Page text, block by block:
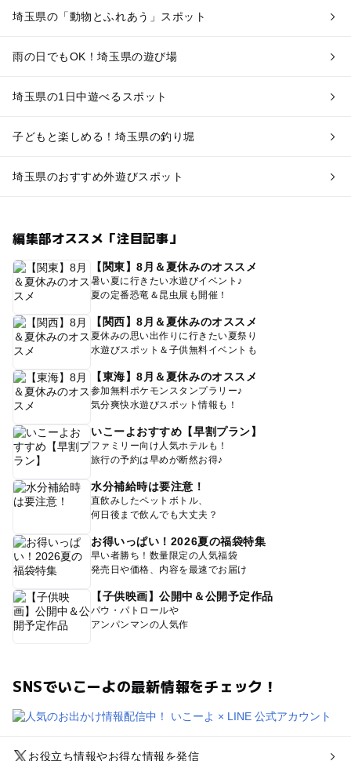
埼玉県の「動物とふれあう」スポット
雨の日でもOK！埼玉県の遊び場
埼玉県の1日中遊べるスポット
子どもと楽しめる！埼玉県の釣り堀
埼玉県のおすすめ外遊びスポット
編集部オススメ「注目記事」
【関東】8月＆夏休みのオススメ
暑い夏に行きたい水遊びイベント♪
夏の定番恐竜＆昆虫展も開催！
【関西】8月＆夏休みのオススメ
夏休みの思い出作りに行きたい夏祭り
水遊びスポット＆子供無料イベントも
【東海】8月＆夏休みのオススメ
参加無料ポケモンスタンプラリー♪
気分爽快水遊びスポット情報も！
いこーよおすすめ【早割プラン】
ファミリー向け人気ホテルも！
旅行の予約は早めが断然お得♪
水分補給時は要注意！
直飲みしたペットボトル、
何日後まで飲んでも大丈夫？
お得いっぱい！2026夏の福袋特集
早い者勝ち！数量限定の人気福袋
発売日や価格、内容を最速でお届け
【子供映画】公開中＆公開予定作品
パウ・パトロールや
アンパンマンの人気作
SNSでいこーよの最新情報をチェック！
お役立ち情報やお得な情報を発信